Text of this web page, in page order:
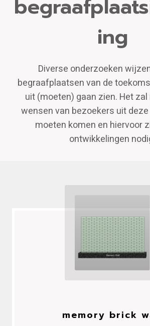
ing
Diverse onderzoeken
begraafplaatsen van de
uit (moeten) gaan zien. Het
wensen van bezoekers uit
moeten komen en hiervoor
ontwikkelingen
memory brick